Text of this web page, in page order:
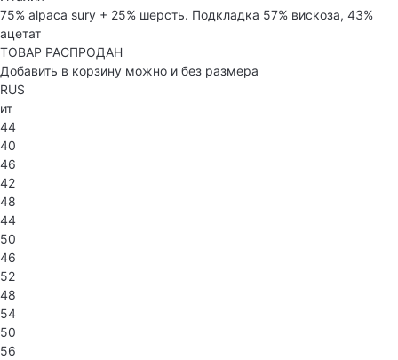
75% alpaca sury + 25% шерсть. Подкладка 57% вискоза, 43%
ацетат
ТОВАР РАСПРОДАН
Добавить в корзину можно и без размера
RUS
ит
44
40
46
42
48
44
50
46
52
48
54
50
56